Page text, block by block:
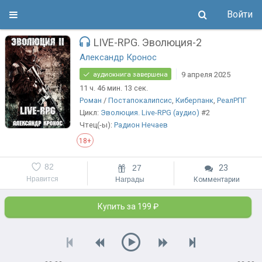
Войти
LIVE-RPG. Эволюция-2
Александр Кронос
аудиокнига завершена
9 апреля 2025
11 ч. 46 мин. 13 сек.
Роман / Постапокалипсис, Киберпанк, РеалРПГ
Цикл: Эволюция. Live-RPG (аудио) #2
Чтец(-ы): Радион Нечаев
18+
Нравится
82 27
Награды
23
Комментарии
Купить за 199 ₽